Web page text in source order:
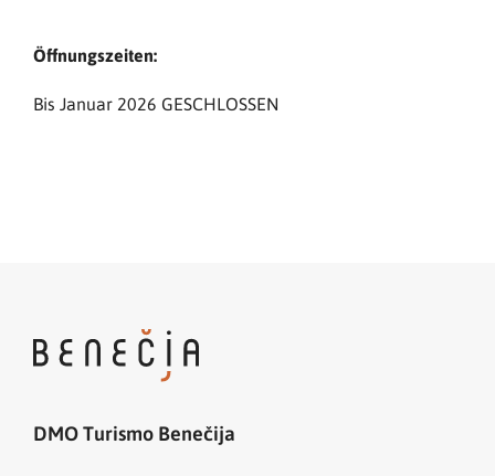
Öffnungszeiten:
Bis Januar 2026 GESCHLOSSEN
DMO Turismo Benečija